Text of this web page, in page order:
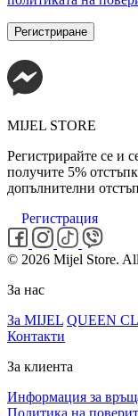
Регистриране
MIJEL STORE
Регистрирайте се и
получите 5%
допълнителни
Регистрация
© 2026 Mijel Store.
За нас
За MIJEL QUEEN
Контакти
За клиента
Информация за